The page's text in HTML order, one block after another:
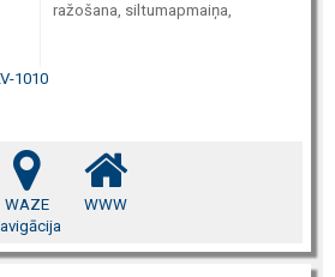
ražošana, siltumapmaiņa,
1010
WAZE
WWW